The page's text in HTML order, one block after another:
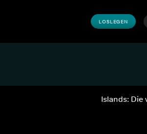
LOSLEGEN
Islands: Die